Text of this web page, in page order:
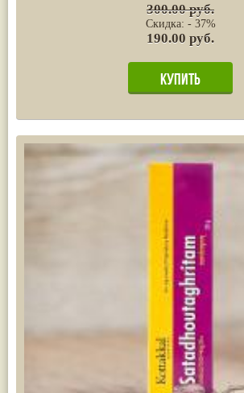
300.00 руб.
Скидка: - 37%
190.00 руб.